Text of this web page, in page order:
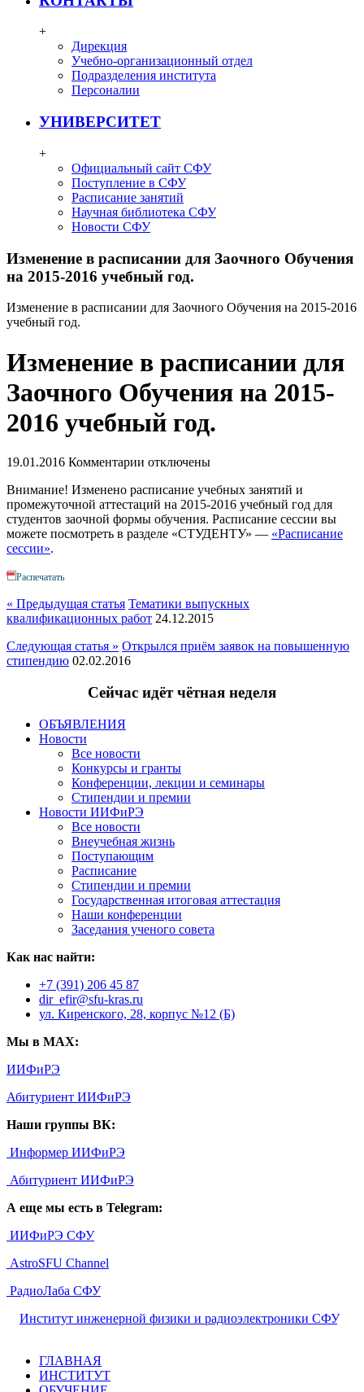
+
Дирекция
Учебно-организационный отдел
Подразделения института
Персоналии
УНИВЕРСИТЕТ
+
Официальный сайт СФУ
Поступление в СФУ
Расписание занятий
Научная библиотека СФУ
Новости СФУ
Изменение в расписании для Заочного Обучения
на 2015-2016 учебный год.
Изменение в расписании для Заочного Обучения на 2015-2016
учебный год.
Изменение в расписании для
Заочного Обучения на 2015-
2016 учебный год.
19.01.2016 Комментарии отключены
Внимание! Изменено расписание учебных занятий и
промежуточной аттестаций на 2015-2016 учебный год для
студентов заочной формы обучения. Расписание сессии вы
можете посмотреть в разделе «СТУДЕНТУ» — «Расписание
сессии».
Распечатать
« Предыдущая статья Тематики выпускных
квалификационных работ 24.12.2015
Следующая статья » Открылся приём заявок на повышенную
стипендию 02.02.2016
Сейчас идёт чётная неделя
ОБЪЯВЛЕНИЯ
Новости
Все новости
Конкурсы и гранты
Конференции, лекции и семинары
Стипендии и премии
Новости ИИФиРЭ
Все новости
Внеучебная жизнь
Поступающим
Расписание
Стипендии и премии
Государственная итоговая аттестация
Наши конференции
Заседания ученого совета
Как нас найти:
+7 (391) 206 45 87
dir_efir@sfu-kras.ru
ул. Киренского, 28, корпус №12 (Б)
Мы в MAX:
ИИФиРЭ
Абитуриент ИИФиРЭ
Наши группы ВК:
Информер ИИФиРЭ
Абитуриент ИИФиРЭ
А еще мы есть в Telegram:
ИИФиРЭ СФУ
AstroSFU Channel
РадиоЛаба СФУ
Институт инженерной физики и радиоэлектроники СФУ,
ГЛАВНАЯ
ИНСТИТУТ